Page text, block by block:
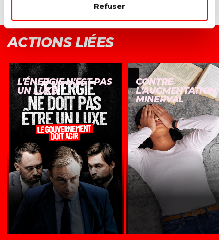
Refuser
ACTIONS LIÉES
L'ÉNERGIE N'EST PAS
UN LUXE
CONTRE
L'AUGMENTATION
MINERVAL